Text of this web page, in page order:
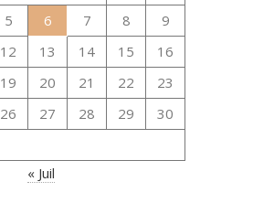
5 6 7 8
9
12 13 14 15
16
19 20 21 22
23
26 27 28 29
30
« Juil